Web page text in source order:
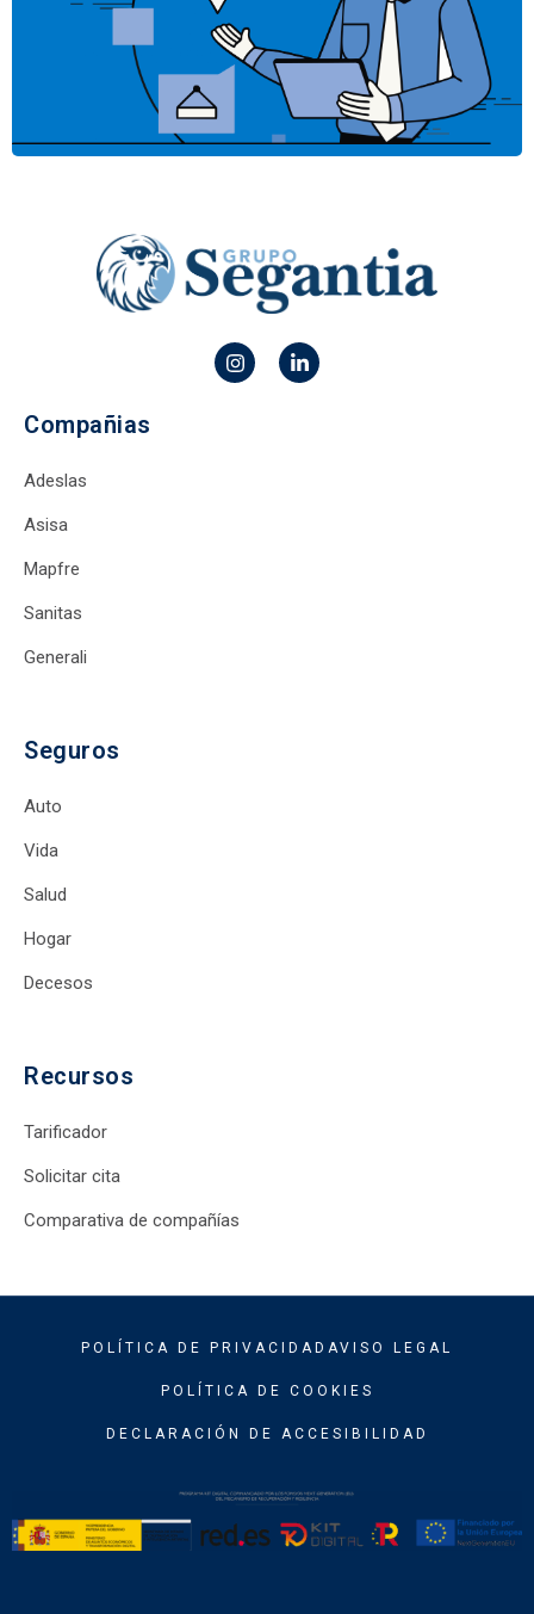
Compañias
Adeslas
Asisa
Mapfre
Sanitas
Generali
Seguros
Auto
Vida
Salud
Hogar
Decesos
Recursos
Tarificador
Solicitar cita
Comparativa de compañías
POLÍTICA DE PRIVACIDAD AVISO LEGAL
POLÍTICA DE COOKIES
DECLARACIÓN DE ACCESIBILIDAD